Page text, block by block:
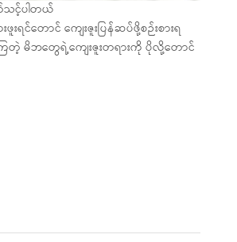
သင့်ပါတယ်
ရင်တောင် ကျေးဇူးပြန်ဆပ်ဖို့စဉ်းစားရ
ကြတဲ့ မိဘတွေရဲ့ကျေးဇူးတရားကို ပိုလို့တောင်